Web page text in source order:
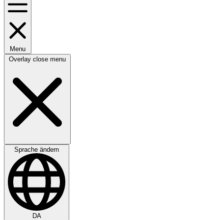
Menu
Overlay close menu
Sprache ändern
DA